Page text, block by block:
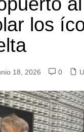
los
18, 2026 0